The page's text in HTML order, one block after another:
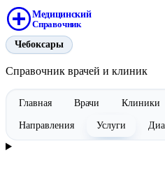
Медицинский
Справочник
Чебоксары
Справочник врачей и клиник
Главная Врачи Клиники
Направления Услуги